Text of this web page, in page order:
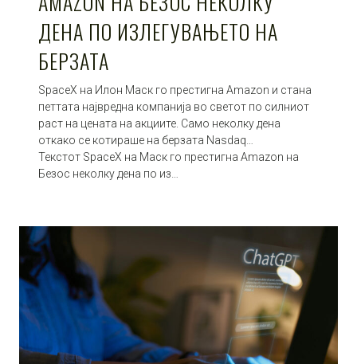
ДЕНА ПО ИЗЛЕГУВАЊЕТО НА
БЕРЗАТА
SpaceX на Илон Маск го престигна Amazon и стана
петтата највредна компанија во светот по силниот
раст на цената на акциите. Само неколку дена
откако се котираше на берзата Nasdaq…
Текстот SpaceX на Маск го престигна Amazon на
Безос неколку дена по из…